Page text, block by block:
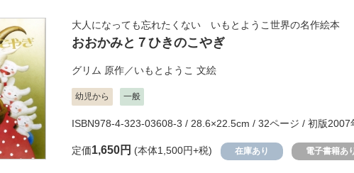
大人になっても忘れたくない いもとようこ世界の名作絵本
おおかみと７ひきのこやぎ
グリム 原作／いもとようこ 文絵
幼児から 一般
ISBN978-4-323-03608-3 / 28.6×22.5cm / 32ページ / 初版2007
定価1,650円 (本体1,500円+税) 在庫あり 電子書籍あ